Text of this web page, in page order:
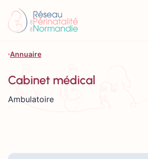
Annuaire
Cabinet médical
Ambulatoire